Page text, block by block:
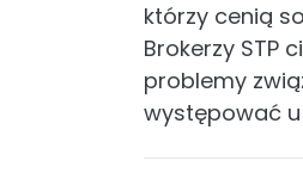
którzy cenią
Brokerzy STP
problemy
występować u